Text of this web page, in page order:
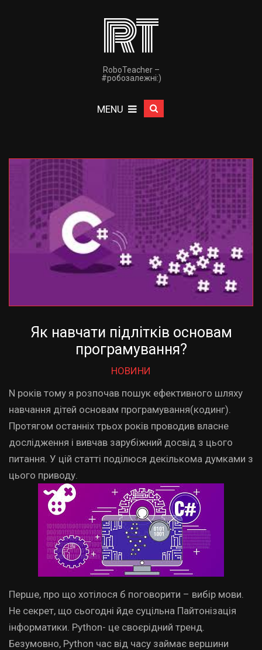
RT
RoboTeacher –
#робозалежнi:)
MENU
Як навчати підлітків основам
програмування?
НОВИНИ
N років тому я розпочав пошук ефективного шляху
навчання дітей основам програмування(кодинг).
Протягом останніх трьох років проводив власне
дослідження і вивчав зарубіжний досвід з цього
питання. У цій статті поділюся декількома думками з
цього приводу.
Перше, про що хотілося б поговорити – вибір мови.
Не секрет, що сьогодні йде суцільна Пайтонізація
інформатики. Python- це своєрідний тренд.
Безумовно, Python час від часу займає вершини